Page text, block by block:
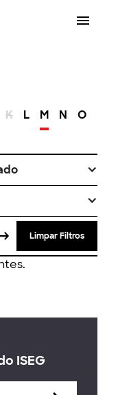
K L M N O
Limpar Filtros
ISEG